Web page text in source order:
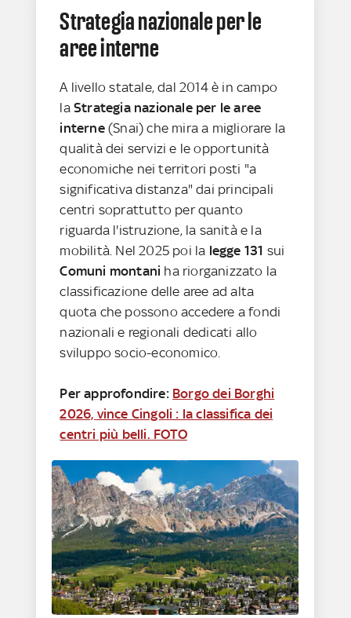
Strategia nazionale per le
aree interne
A livello statale, dal 2014 è in campo
laStrategia nazionale per le aree
interne(Snai) che mira a migliorare la
qualità dei servizi e le opportunità
economiche nei territori posti "a
significativa distanza" dai principali
centri soprattutto per quanto
riguarda l'istruzione, la sanità e la
mobilità. Nel 2025 poi la legge 131 sui
Comuni montani ha riorganizzato la
classificazione delle aree ad alta
quota che possono accedere a fondi
nazionali e regionali dedicati allo
sviluppo socio-economico.
Per approfondire: Borgo dei Borghi
2026, vince Cingoli : la classifica dei
centri più belli. FOTO